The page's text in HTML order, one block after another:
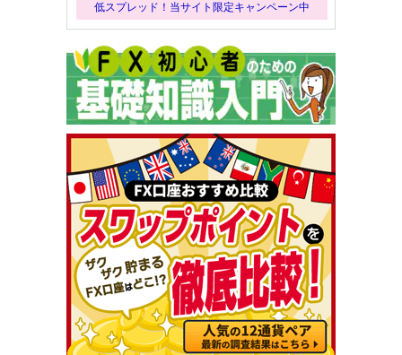
低スプレッド！当サイト限定キャンペーン中